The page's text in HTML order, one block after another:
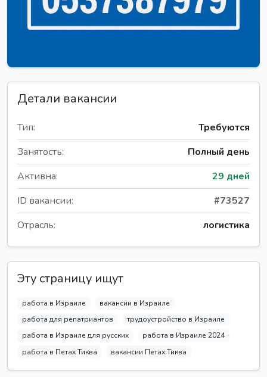
Детали вакансии
Тип:
Требуются
Занятость:
Полный день
Активна:
29 дней
ID вакансии:
#73527
Отрасль:
логистика
Эту страницу ищут
работа в Израиле
вакансии в Израиле
работа для репатриантов
трудоустройство в Израиле
работа в Израиле для русских
работа в Израиле 2024
работа в Петах Тиква
вакансии Петах Тиква